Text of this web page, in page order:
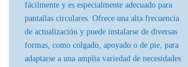
fácilmente y es especialmente adecuado para
pantallas circulares. Ofrece una alta frecuencia
de actualización y puede instalarse de diversas
formas, como colgado, apoyado o de pie, para
adaptarse a una amplia variedad de necesidades